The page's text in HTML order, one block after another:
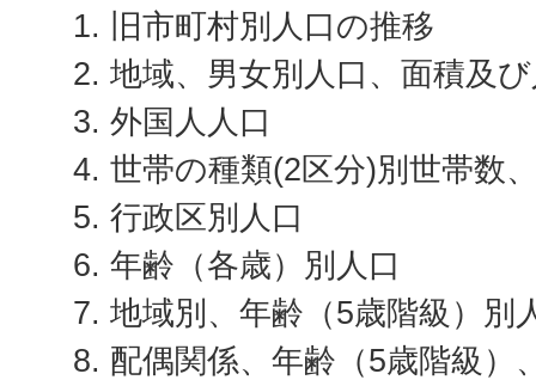
旧市町村別人口の推移
地域、男女別人口、面積及
外国人人口
世帯の種類(2区分)別世帯数
行政区別人口
年齢（各歳）別人口
地域別、年齢（5歳階級）別
配偶関係、年齢（5歳階級）